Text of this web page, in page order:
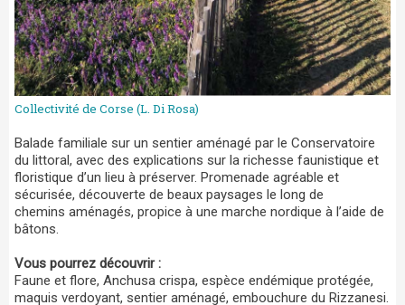
Collectivité de Corse (L. Di Rosa)
Balade familiale sur un sentier aménagé par le Conservatoire
du littoral, avec des explications sur la richesse faunistique et
floristique d’un lieu à préserver. Promenade agréable et
sécurisée, découverte de beaux paysages le long de
chemins aménagés, propice à une marche nordique à l’aide de
bâtons.
Vous pourrez découvrir :
Faune et flore, Anchusa crispa, espèce endémique protégée,
maquis verdoyant, sentier aménagé, embouchure du Rizzanesi.